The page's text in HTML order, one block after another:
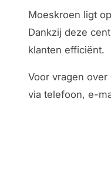
Moeskroen ligt
Dankzij deze
klanten efficiënt.
Voor vragen
via telefoon, e-